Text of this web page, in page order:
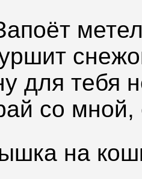
для тебя
со
на